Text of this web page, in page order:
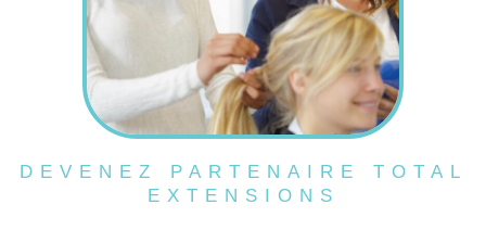
DEVENEZ PARTENAIRE TOTAL
EXTENSIONS